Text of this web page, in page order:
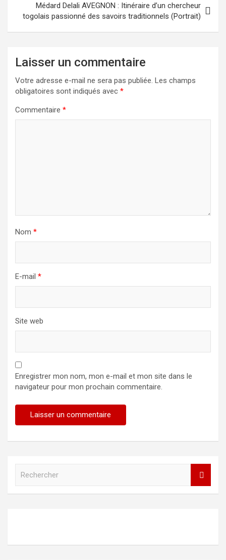
Médard Delali AVEGNON : Itinéraire d’un chercheur
togolais passionné des savoirs traditionnels (Portrait)
Laisser un commentaire
Votre adresse e-mail ne sera pas publiée. Les champs
obligatoires sont indiqués avec *
Commentaire *
Nom *
E-mail *
Site web
Enregistrer mon nom, mon e-mail et mon site dans le
navigateur pour mon prochain commentaire.
h